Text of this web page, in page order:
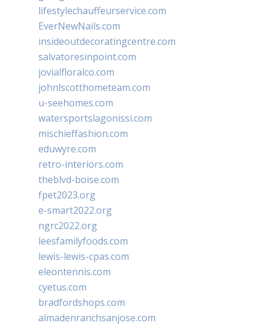
lifestylechauffeurservice.com
EverNewNails.com
insideoutdecoratingcentre.com
salvatoresinpoint.com
jovialfloralco.com
johnlscotthometeam.com
u-seehomes.com
watersportslagonissi.com
mischieffashion.com
eduwyre.com
retro-interiors.com
theblvd-boise.com
fpet2023.org
e-smart2022.org
ngrc2022.org
leesfamilyfoods.com
lewis-lewis-cpas.com
eleontennis.com
cyetus.com
bradfordshops.com
almadenranchsanjose.com